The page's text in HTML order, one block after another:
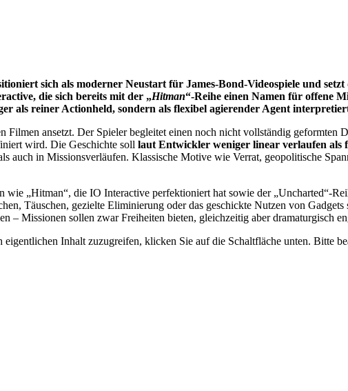
sich als moderner Neustart für James-Bond-Videospiele und
die sich bereits mit der „Hitman“-Reihe einen Namen für offene
als reiner Actionheld, sondern als flexibel agierender Agent
Filmen ansetzt. Der Spieler begleitet einen noch nicht vollständig
wird. Die Geschichte soll laut Entwickler weniger linear verlaufen als
auch in Missionsverläufen. Klassische Motive wie Verrat, geopolitische
„Hitman“, die IO Interactive perfektioniert hat sowie der „Uncharted“-
Täuschen, gezielte Eliminierung oder das geschickte Nutzen von
– Missionen sollen zwar Freiheiten bieten, gleichzeitig aber dramaturgisch
eigentlichen Inhalt zuzugreifen, klicken Sie auf die Schaltfläche unten. Bitte